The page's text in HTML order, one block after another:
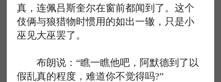
真，连佩吕斯奎尔在窗前都闻到了。这个
伎俩与狼猎物时惯用的如出一辙，只是小
巫见大巫罢了。
布朗说：“瞧一瞧他吧，阿默德到了以
假乱真的程度，难道你不觉得吗?”